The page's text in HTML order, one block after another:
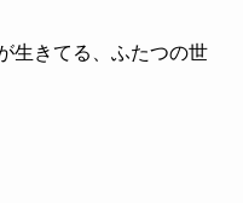
生きてる、ふたつの世